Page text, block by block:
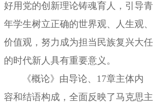
好用党的创新理论铸魂育人 ， 引导青
年学生树立正确的世界观、人生观、
价值观，努力成为担当民族复兴大任
的时代新人具有重要意义 。
《概论》由导论、17章主体内
容和结语构成 ， 全面反映了马克思主